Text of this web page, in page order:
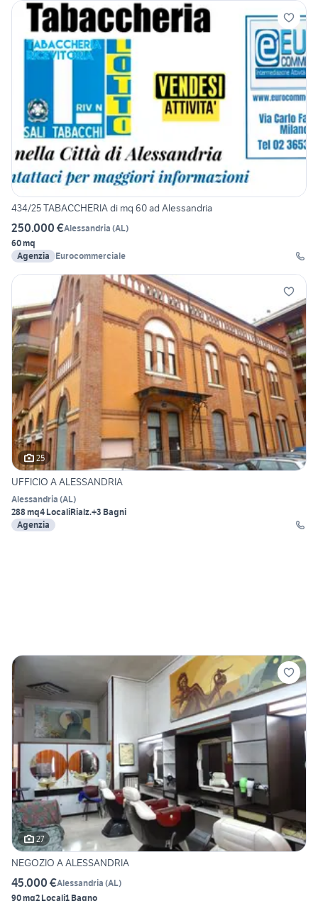
434/25 TABACCHERIA di mq 60 ad Alessandria
250.000 €Alessandria (AL)
60 mq
Agenzia
Eurocommerciale
25
UFFICIO A ALESSANDRIA
Alessandria (AL)
288 mq4 LocaliRialz.+3 Bagni
Agenzia
27
NEGOZIO A ALESSANDRIA
45.000 €Alessandria (AL)
90 mq2 Locali1 Bagno